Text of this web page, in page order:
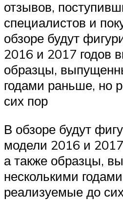
отзывов,
специалистов и
обзоре будут
2016 и 2017 годов
образцы,
годами раньше, но
сих пор
В обзоре будут
модели 2016 и
а также образцы,
несколькими
реализуемые до